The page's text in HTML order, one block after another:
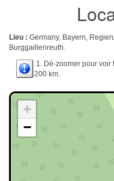
Lieu : Germany, Bayern,
Burggaillenreuth.
1. Dé-zoomer pour voir
200 km.
+
−